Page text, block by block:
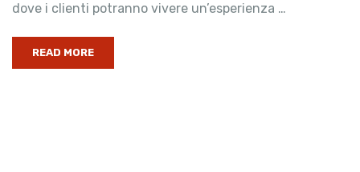
dove i clienti potranno vivere un’esperienza …
READ MORE